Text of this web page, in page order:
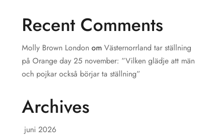
Recent Comments
Molly Brown Londonom Västernorrland tar ställning
på Orange day 25 november: ”Vilken glädje att män
och pojkar också börjar ta ställning”
Archives
juni 2026